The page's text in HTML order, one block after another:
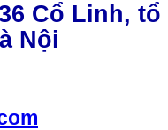
Cổ Linh, tổ
Nội